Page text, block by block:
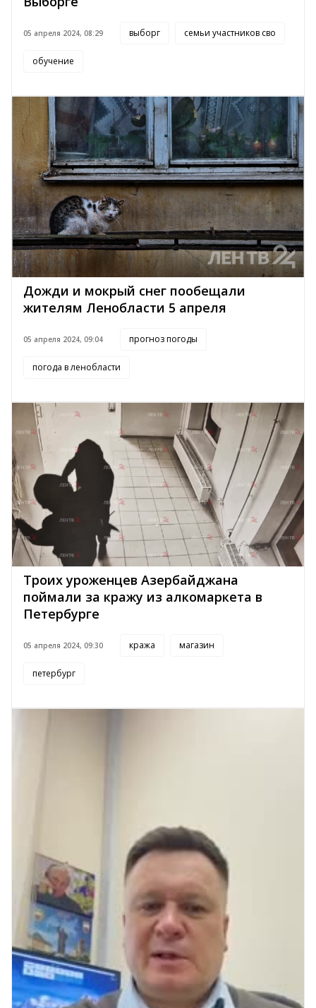
05 апреля 2024, 08:29 выборг семьи участников сво
обучение
Дожди и мокрый снег пообещали
жителям Ленобласти 5 апреля
05 апреля 2024, 09:04 прогноз погоды
погода в ленобласти
Троих уроженцев Азербайджана
поймали за кражу из алкомаркета в
Петербурге
05 апреля 2024, 09:30 кража магазин
петербург